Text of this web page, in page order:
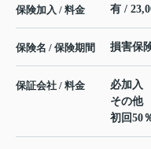
保険加入 / 料金 有 /
保険名 / 保険期間 損害保
保証会社 / 料金
必加入
その他
初回50